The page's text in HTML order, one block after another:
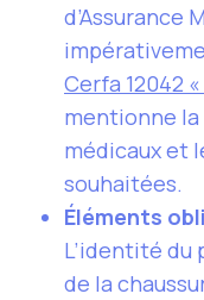
d’Assurance
Cerfa 12042
mentionne
médicaux et
souhaitées.
Éléments
L’identité
de la